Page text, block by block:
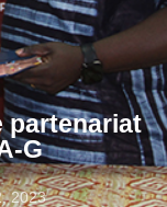
partenariat
G
2023